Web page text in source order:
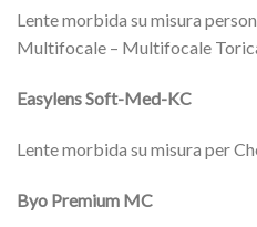
Lente morbida su misura
Multifocale – Multifocale
Easylens Soft-Med-KC
Lente morbida su misura per
Byo Premium MC